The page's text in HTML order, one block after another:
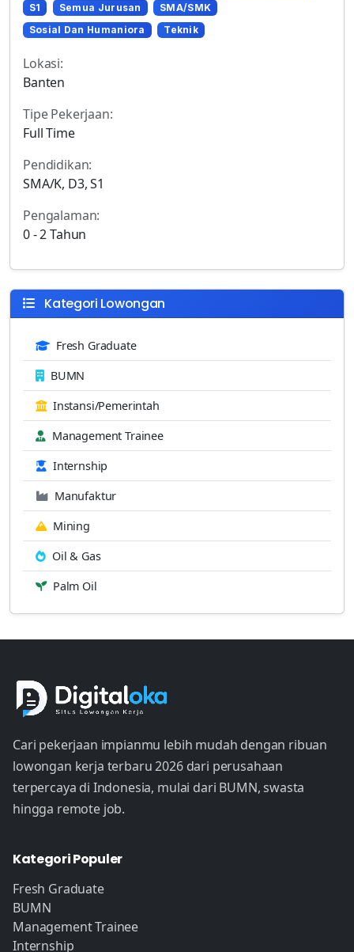
S1
Semua Jurusan
SMA/SMK
Sosial Dan Humaniora
Teknik
Lokasi:
Banten
Tipe Pekerjaan:
Full Time
Pendidikan:
SMA/K, D3, S1
Pengalaman:
0 - 2 Tahun
Kategori Lowongan
Fresh Graduate
BUMN
Instansi/Pemerintah
Management Trainee
Internship
Manufaktur
Mining
Oil & Gas
Palm Oil
Cari pekerjaan impianmu lebih mudah dengan ribuan
lowongan kerja terbaru 2026 dari perusahaan
terpercaya di Indonesia, mulai dari BUMN, swasta
hingga remote job.
Kategori Populer
Fresh Graduate
BUMN
Management Trainee
Internship